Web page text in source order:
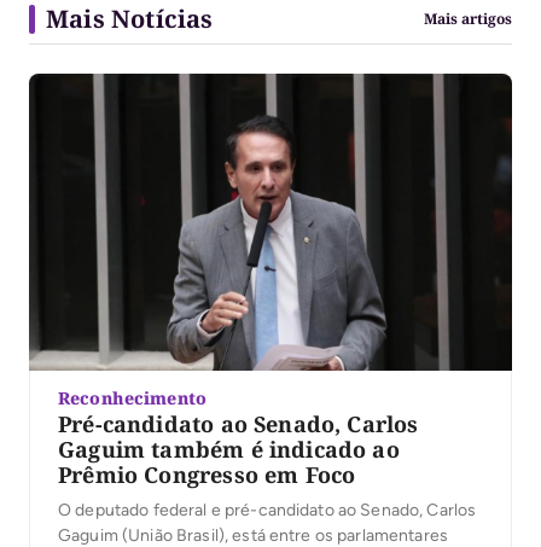
Mais Notícias Mais artigos
Reconhecimento
Pré-candidato ao Senado, Carlos
Gaguim também é indicado ao
Prêmio Congresso em Foco
O deputado federal e pré-candidato ao Senado, Carlos
Gaguim (União Brasil), está entre os parlamentares